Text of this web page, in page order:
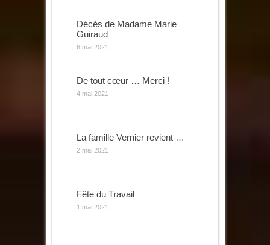
Décès de Madame Marie
Guiraud
6 mai 2021
De tout cœur … Merci !
4 mai 2021
La famille Vernier revient …
2 mai 2021
Fête du Travail
1 mai 2021